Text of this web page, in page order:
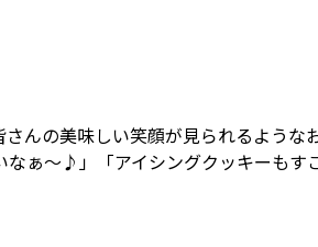
んの美味しい笑顔が見られるような
ぁ～♪」「アイシングクッキーも